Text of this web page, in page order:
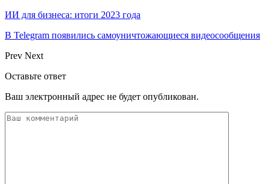
ИИ для бизнеса: итоги 2023 года
В Telegram появились самоуничтожающиеся видеосообщения
Prev Next
Оставьте ответ
Ваш электронный адрес не будет опубликован.